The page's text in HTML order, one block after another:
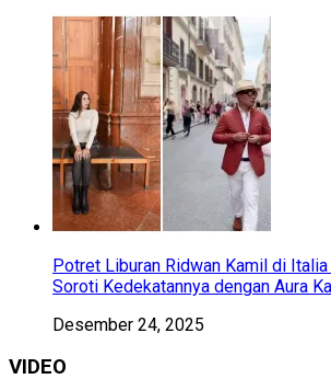
Potret Liburan Ridwan Kamil di
Soroti Kedekatannya dengan Aura
Desember 24, 2025
VIDEO